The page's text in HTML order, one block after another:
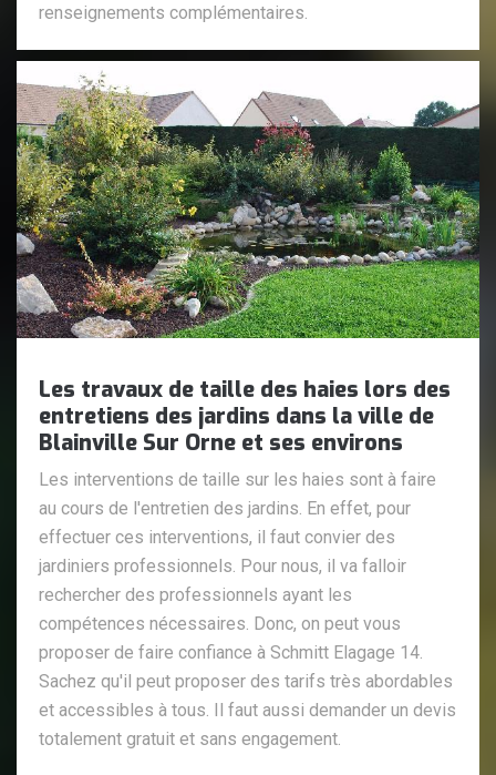
renseignements complémentaires.
Les travaux de taille des haies lors des
entretiens des jardins dans la ville de
Blainville Sur Orne et ses environs
Les interventions de taille sur les haies sont à faire
au cours de l'entretien des jardins. En effet, pour
effectuer ces interventions, il faut convier des
jardiniers professionnels. Pour nous, il va falloir
rechercher des professionnels ayant les
compétences nécessaires. Donc, on peut vous
proposer de faire confiance à Schmitt Elagage 14.
Sachez qu'il peut proposer des tarifs très abordables
et accessibles à tous. Il faut aussi demander un devis
totalement gratuit et sans engagement.